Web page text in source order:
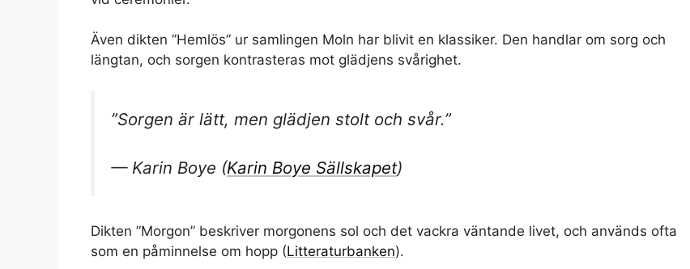
Även dikten ”Hemlös” ur samlingen Moln har blivit en klassiker. Den handlar om sorg och
längtan, och sorgen kontrasteras mot glädjens svårighet.
”Sorgen är lätt, men glädjen stolt och svår.”
— Karin Boye (Karin Boye Sällskapet)
Dikten ”Morgon” beskriver morgonens sol och det vackra väntande livet, och används ofta
som en påminnelse om hopp (Litteraturbanken).